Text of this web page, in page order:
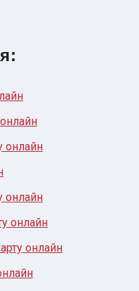
онлайн
онлайн
онлайн
онлайн